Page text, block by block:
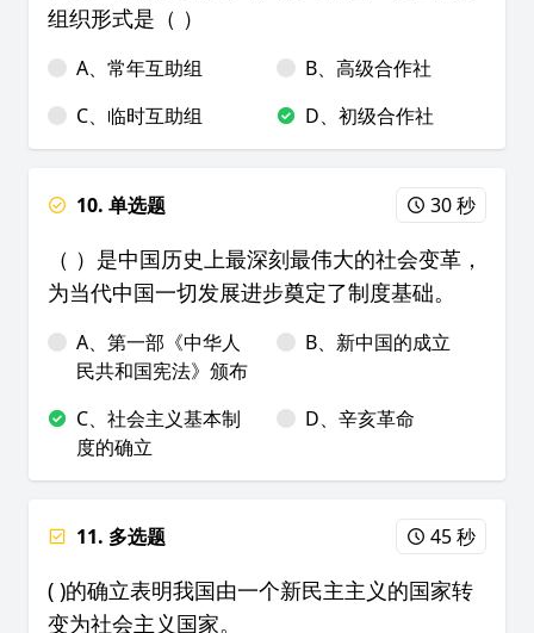
组织形式是（ ）
A、常年互助组
B、高级合作社
C、临时互助组
D、初级合作社
10. 单选题 30 秒
（ ）是中国历史上最深刻最伟大的社会变革，
为当代中国一切发展进步奠定了制度基础。
A、第一部《中华人
民共和国宪法》颁布
B、新中国的成立
C、社会主义基本制
度的确立
D、辛亥革命
11. 多选题 45 秒
( )的确立表明我国由一个新民主主义的国家转
变为社会主义国家。